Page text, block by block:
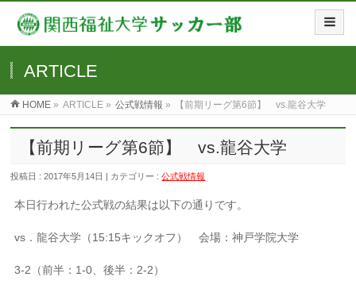
ARTICLE
HOME » ARTICLE » 公式戦情報 » 【前期リーグ第6節】 vs.龍谷大学
【前期リーグ第6節】 vs.龍谷大学
投稿日 : 2017年5月14日 | カテゴリー :公式戦情報
本日行われた公式戦の結果は以下の通りです。
vs．龍谷大学（15:15キックオフ） 会場：神戸学院大学
3-2（前半：1-0、後半：2-2）